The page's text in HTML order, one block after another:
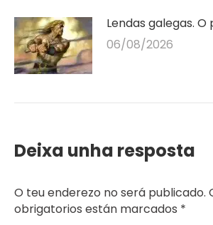
Lendas galegas.
06/08/2026
Deixa unha resposta
O teu enderezo no será publicado.
obrigatorios están marcados *